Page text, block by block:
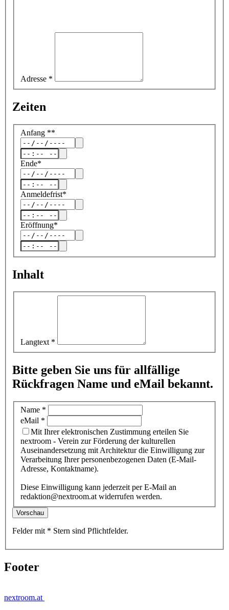
Adresse *
Zeiten
Anfang **
Ende*
Anmeldefrist*
Eröffnung*
Inhalt
Langtext *
Bitte geben Sie uns für allfällige
Rückfragen Name und eMail bekannt.
Name *
eMail *
Mit Ihrer elektronischen Zustimmung erteilen Sie
nextroom - Verein zur Förderung der kulturellen
Auseinandersetzung mit Architektur die Einwilligung zur
Verarbeitung Ihrer personenbezogenen Daten (E-Mail-
Adresse, Kontaktname).
Diese Einwilligung kann jederzeit per E-Mail an
redaktion@nextroom.at widerrufen werden.
Vorschau
Felder mit * Stern sind Pflichtfelder.
Footer
nextroom.at